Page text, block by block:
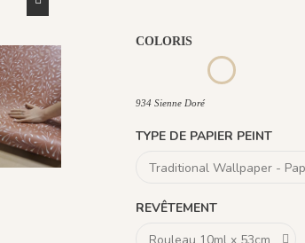
COLORIS
933 Blanc Doré / Fond Bleu
932 Bleu Doré / Fond
934 Sienne Doré
934 Sienne Doré
TYPE DE PAPIER PEINT
REVÊTEMENT